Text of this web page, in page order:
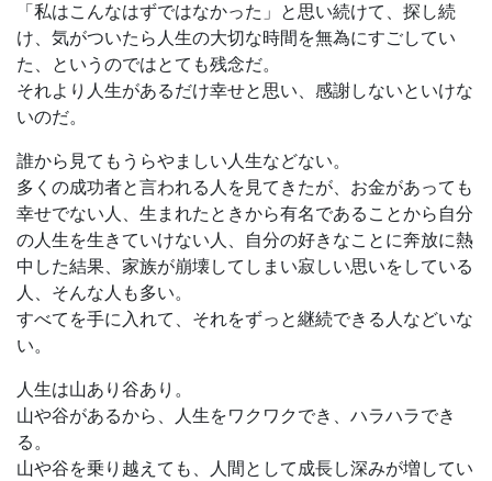
「私はこんなはずではなかった」と思い続けて、探し続
け、気がついたら人生の大切な時間を無為にすごしてい
た、というのではとても残念だ。
それより人生があるだけ幸せと思い、感謝しないといけな
いのだ。
誰から見てもうらやましい人生などない。
多くの成功者と言われる人を見てきたが、お金があっても
幸せでない人、生まれたときから有名であることから自分
の人生を生きていけない人、自分の好きなことに奔放に熱
中した結果、家族が崩壊してしまい寂しい思いをしている
人、そんな人も多い。
すべてを手に入れて、それをずっと継続できる人などいな
い。
人生は山あり谷あり。
山や谷があるから、人生をワクワクでき、ハラハラでき
る。
山や谷を乗り越えても、人間として成長し深みが増してい